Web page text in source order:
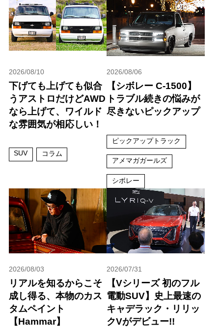
2026/08/10
下げても上げても似合
うアストロだけどAWD
なら上げて、ワイルド
な雰囲気が相応しい！
SUV コラム
2026/08/06
【シボレー C-1500】
トラブル続きの悩みが
尽きないピックアップ
ピックアップトラック
アメマガガールズ
シボレー
2026/08/03
リアルを知るからこそ
成し得る、本物のカス
タムペイント
【Hammar】
2026/07/31
【Vシリーズ 初のフル
電動SUV】史上最速の
キャデラック・リリッ
クVがデビュー!!